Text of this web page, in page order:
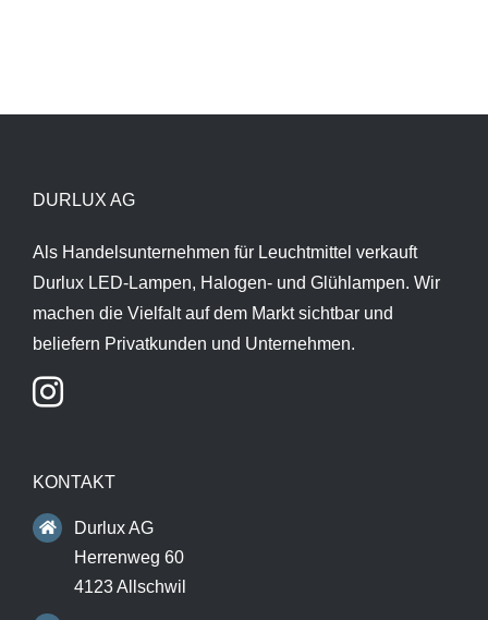
DURLUX AG
Als Handelsunternehmen für Leuchtmittel verkauft
Durlux LED-Lampen, Halogen- und Glühlampen. Wir
machen die Vielfalt auf dem Markt sichtbar und
beliefern Privatkunden und Unternehmen.
KONTAKT
Durlux AG
Herrenweg 60
4123 Allschwil